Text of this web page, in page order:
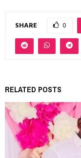
SHARE 0
RELATED POSTS